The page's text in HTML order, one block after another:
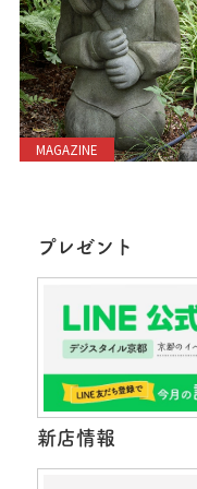
MAGAZINE
プレゼント
新店情報